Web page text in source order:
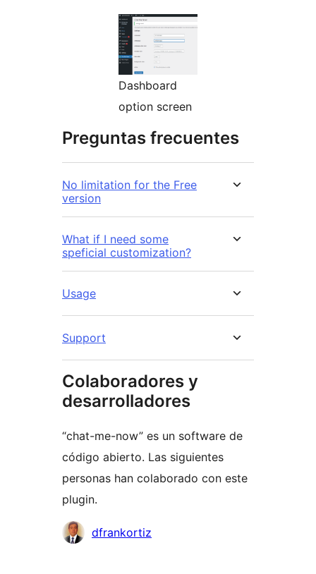
Dashboard
option screen
Preguntas frecuentes
No limitation for the Free
version
What if I need some
speficial customization?
Usage
Support
Colaboradores y
desarrolladores
“chat-me-now” es un software de
código abierto. Las siguientes
personas han colaborado con este
plugin.
Colaboradores
dfrankortiz